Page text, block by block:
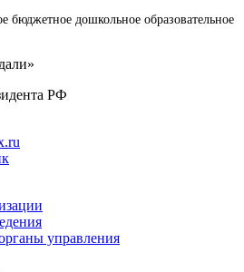
бюджетное дошкольное образовательное
РФ
управления